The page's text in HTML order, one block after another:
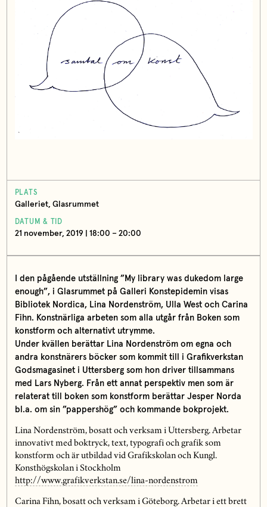
PLATS
Galleriet, Glasrummet
DATUM & TID
21 november, 2019 | 18:00 – 20:00
I den pågående utställning ”My library was dukedom large
enough”, i Glasrummet på Galleri Konstepidemin visas
Bibliotek Nordica, Lina Nordenström, Ulla West och Carina
Fihn. Konstnärliga arbeten som alla utgår från Boken som
konstform och alternativt utrymme.
Under kvällen berättar Lina Nordenström om egna och
andra konstnärers böcker som kommit till i Grafikverkstan
Godsmagasinet i Uttersberg som hon driver tillsammans
med Lars Nyberg. Från ett annat perspektiv men som är
relaterat till boken som konstform berättar Jesper Norda
bl.a. om sin ”pappershög” och kommande bokprojekt.
Lina Nordenström, bosatt och verksam i Uttersberg. Arbetar
innovativt med boktryck, text, typografi och grafik som
konstform och är utbildad vid Grafikskolan och Kungl.
Konsthögskolan i Stockholm
http://www.grafikverkstan.se/lina-nordenstrom
Carina Fihn, bosatt och verksam i Göteborg. Arbetar i ett brett